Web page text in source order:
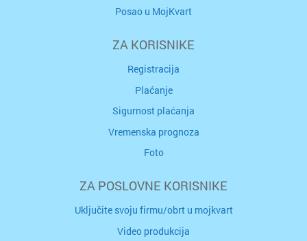
Posao u MojKvart
ZA KORISNIKE
Registracija
Plaćanje
Sigurnost plaćanja
Vremenska prognoza
Foto
ZA POSLOVNE KORISNIKE
Uključite svoju firmu/obrt u mojkvart
Video produkcija